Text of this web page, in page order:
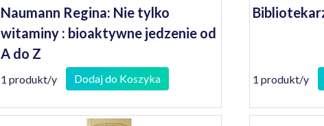
Naumann Regina: Nie tylko
witaminy : bioaktywne jedzenie od
A do Z
1 produkt/y Dodaj do Koszyka 1 produkt/y